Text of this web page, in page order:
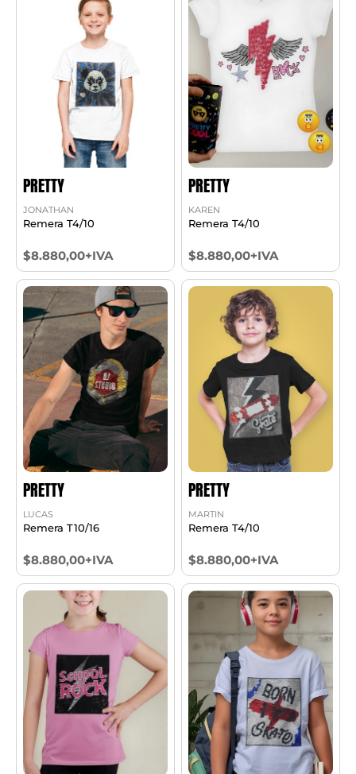
PRETTY
JONATHAN
Remera T4/10
$8.880,00+IVA
PRETTY
KAREN
Remera T4/10
$8.880,00+IVA
PRETTY
LUCAS
Remera T10/16
$8.880,00+IVA
PRETTY
MARTIN
Remera T4/10
$8.880,00+IVA